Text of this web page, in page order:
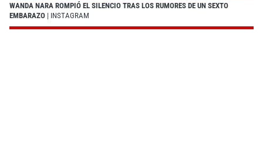
WANDA NARA ROMPIÓ EL SILENCIO TRAS LOS RUMORES DE UN SEXTO
EMBARAZO | INSTAGRAM